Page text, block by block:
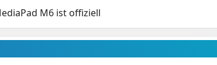
M6 ist offiziell